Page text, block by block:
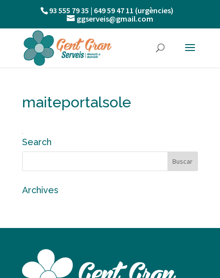
93 555 79 35 | 649 59 47 11 (urgències)
ggserveis@gmail.com
maiteportalsole
Search
Archives